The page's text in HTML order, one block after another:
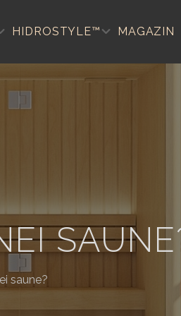
HIDROSTYLE™ MAGAZIN
saune?